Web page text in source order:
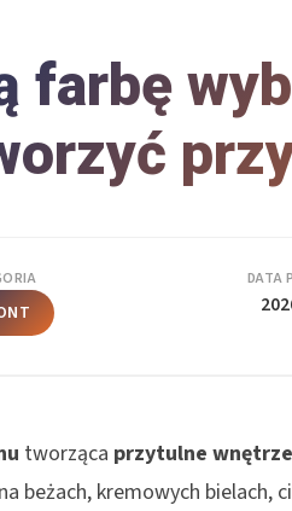
farbę
DATA
tworząca przytulne wnętrze
beżach, kremowych bielach,